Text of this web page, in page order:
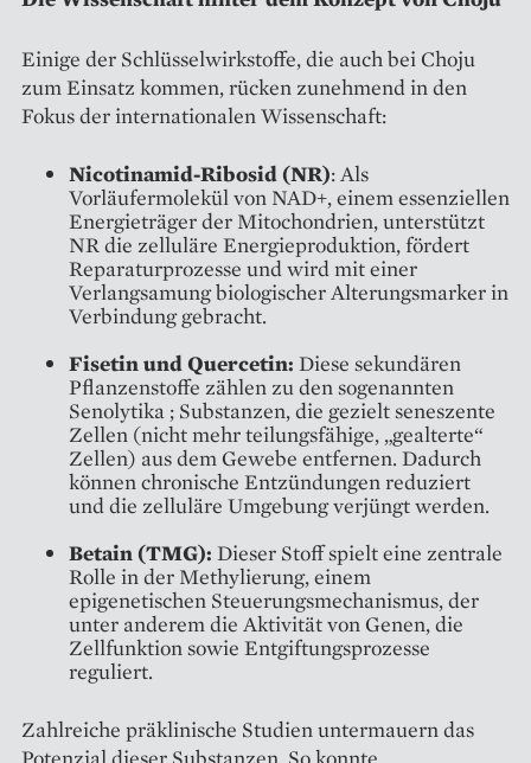
Einige der Schlüsselwirkstoffe, die auch bei Choju
zum Einsatz kommen, rücken zunehmend in den
Fokus der internationalen Wissenschaft:
Nicotinamid-Ribosid (NR): Als
Vorläufermolekül von NAD+, einem essenziellen
Energieträger der Mitochondrien, unterstützt
NR die zelluläre Energieproduktion, fördert
Reparaturprozesse und wird mit einer
Verlangsamung biologischer Alterungsmarker in
Verbindung gebracht.
Fisetin und Quercetin: Diese sekundären
Pflanzenstoffe zählen zu den sogenannten
Senolytika ; Substanzen, die gezielt seneszente
Zellen (nicht mehr teilungsfähige, „gealterte“
Zellen) aus dem Gewebe entfernen. Dadurch
können chronische Entzündungen reduziert
und die zelluläre Umgebung verjüngt werden.
Betain (TMG): Dieser Stoff spielt eine zentrale
Rolle in der Methylierung, einem
epigenetischen Steuerungsmechanismus, der
unter anderem die Aktivität von Genen, die
Zellfunktion sowie Entgiftungsprozesse
reguliert.
Zahlreiche präklinische Studien untermauern das
Potenzial dieser Substanzen. So konnte